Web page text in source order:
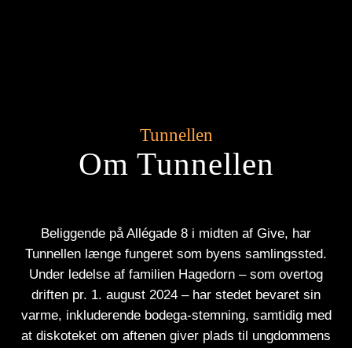
Tunnellen
Om Tunnellen
Beliggende på Allégade 8 i midten af Give, har
Tunnellen længe fungeret som byens samlingssted.
Under ledelse af familien Hagedorn – som overtog
driften pr. 1. august 2024 – har stedet bevaret sin
varme, inkluderende bodega-stemning, samtidig med
at diskoteket om aftenen giver plads til ungdommens